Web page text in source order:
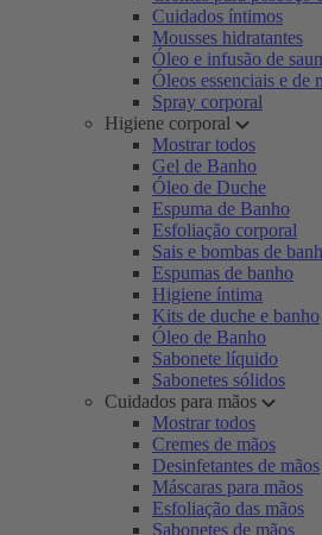
Cuidados íntimos
Mousses hidratantes
Óleo e infusão de
Óleos essenciais e de
Spray corporal
Higiene corporal
Mostrar todos
Gel de Banho
Óleo de Duche
Espuma de Banho
Esfoliação corporal
Sais e bombas de
Espumas de banho
Higiene íntima
Kits de duche e banho
Óleo de Banho
Sabonete líquido
Sabonetes sólidos
Cuidados para mãos
Mostrar todos
Cremes de mãos
Desinfetantes de mãos
Máscaras para mãos
Esfoliação das mãos
Sabonetes de mãos